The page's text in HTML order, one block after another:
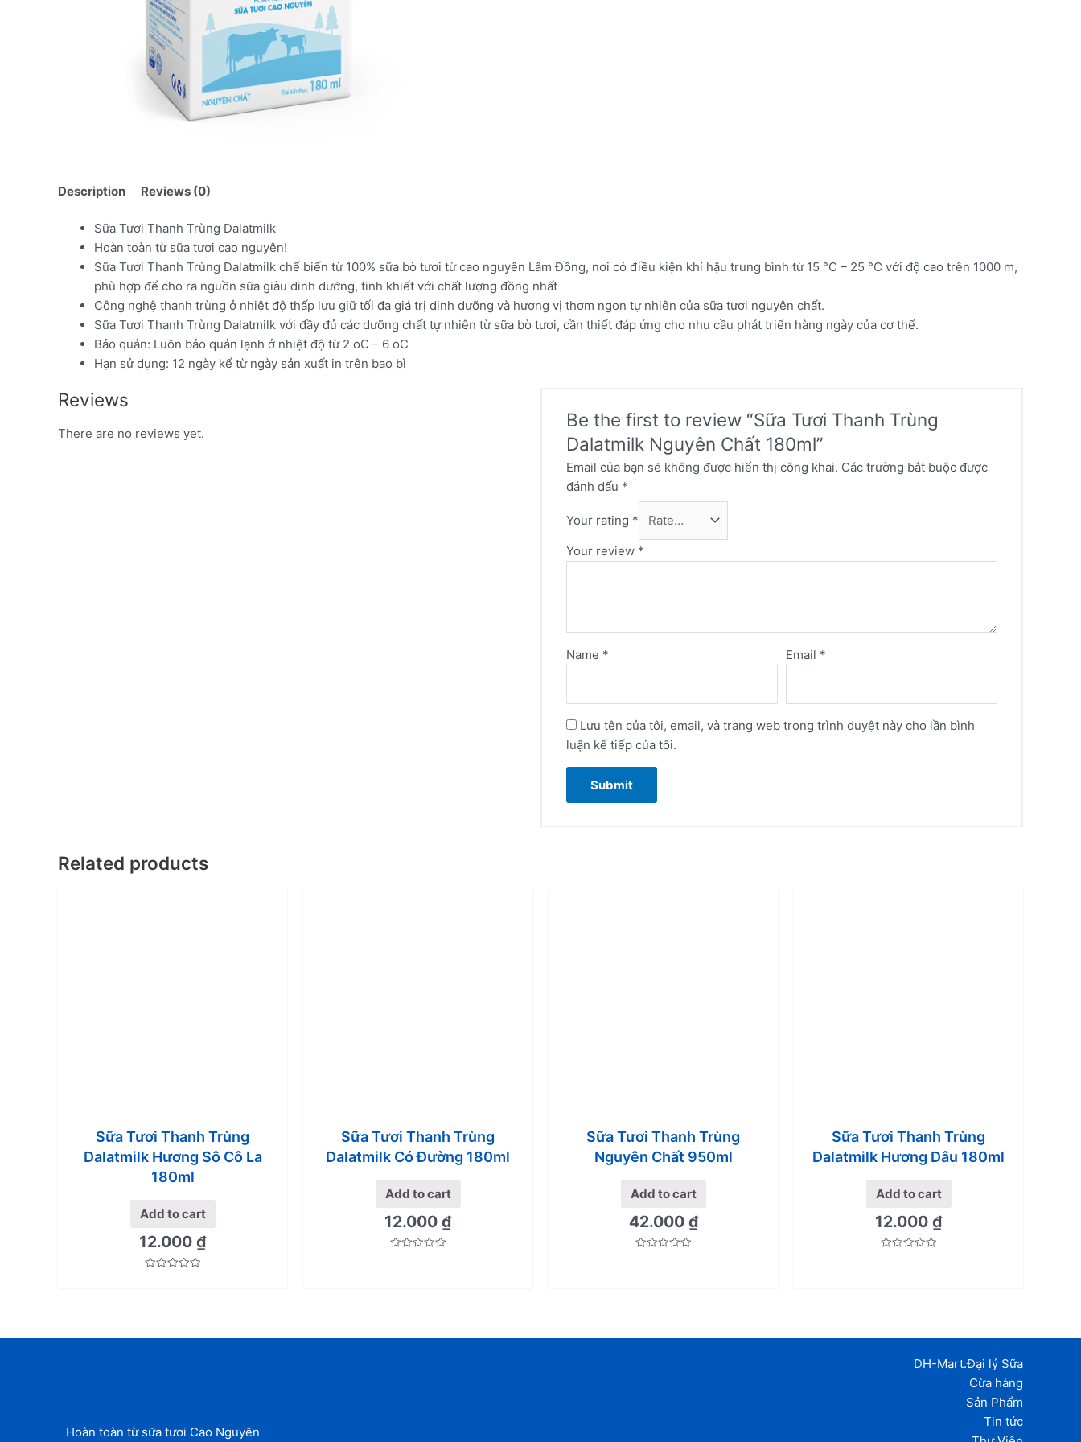
Description Reviews (0)
Sữa Tươi Thanh Trùng Dalatmilk
Hoàn toàn từ sữa tươi cao nguyên!
Sữa Tươi Thanh Trùng Dalatmilk chế biến từ 100% sữa bò tươi từ cao nguyên Lâm Đồng, nơi có điều kiện khí hậu trung bình từ 15 °C – 25 °C với độ cao trên 1000 m,
phù hợp để cho ra nguồn sữa giàu dinh dưỡng, tinh khiết với chất lượng đồng nhất
Công nghệ thanh trùng ở nhiệt độ thấp lưu giữ tối đa giá trị dinh dưỡng và hương vị thơm ngon tự nhiên của sữa tươi nguyên chất.
Sữa Tươi Thanh Trùng Dalatmilk với đầy đủ các dưỡng chất tự nhiên từ sữa bò tươi, cần thiết đáp ứng cho nhu cầu phát triển hàng ngày của cơ thể.
Bảo quản: Luôn bảo quản lạnh ở nhiệt độ từ 2 oC – 6 oC
Hạn sử dụng: 12 ngày kể từ ngày sản xuất in trên bao bì
Reviews
There are no reviews yet.
Be the first to review “Sữa Tươi Thanh Trùng
Dalatmilk Nguyên Chất 180ml”
Email của bạn sẽ không được hiển thị công khai. Các trường bắt buộc được
đánh dấu *
Your rating *
Your review *
Name * Email *
Lưu tên của tôi, email, và trang web trong trình duyệt này cho lần bình
luận kế tiếp của tôi.
Related products
Sữa Tươi Thanh Trùng
Dalatmilk Hương Sô Cô La
180ml
Add to cart
12.000 ₫
Sữa Tươi Thanh Trùng
Dalatmilk Có Đường 180ml
Add to cart
12.000 ₫
Sữa Tươi Thanh Trùng
Nguyên Chất 950ml
Add to cart
42.000 ₫
Sữa Tươi Thanh Trùng
Dalatmilk Hương Dâu 180ml
Add to cart
12.000 ₫
Hoàn toàn từ sữa tươi Cao Nguyên
DH-Mart.Đại lý Sữa
Cừa hàng
Sản Phẩm
Tin tức